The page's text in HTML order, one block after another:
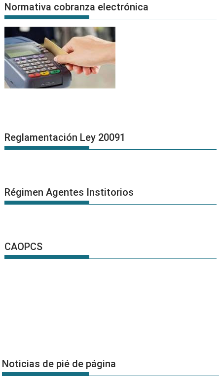
Normativa cobranza electrónica
Reglamentación Ley 20091
Régimen Agentes Institorios
CAOPCS
Noticias de pié de página